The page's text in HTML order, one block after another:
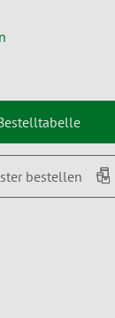
bestellen